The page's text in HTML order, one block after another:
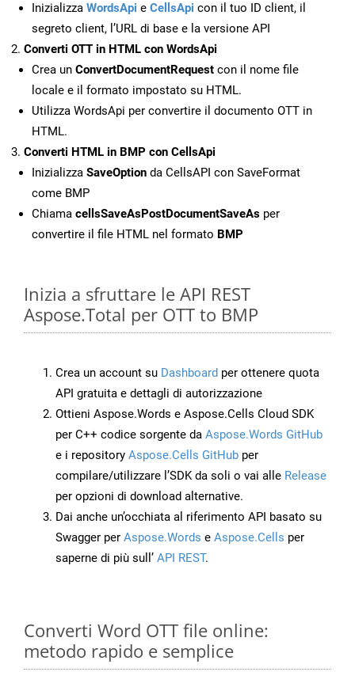
Inizializza WordsApi e CellsApi con il tuo ID client, il
segreto client, l’URL di base e la versione API
Converti OTT in HTML con WordsApi
Crea un ConvertDocumentRequest con il nome file
locale e il formato impostato su HTML.
Utilizza WordsApi per convertire il documento OTT in
HTML.
Converti HTML in BMP con CellsApi
Inizializza SaveOption da CellsAPI con SaveFormat
come BMP
Chiama cellsSaveAsPostDocumentSaveAs per
convertire il file HTML nel formato BMP
Inizia a sfruttare le API REST
Aspose.Total per OTT to BMP
Crea un account su Dashboard per ottenere quota
API gratuita e dettagli di autorizzazione
Ottieni Aspose.Words e Aspose.Cells Cloud SDK
per C++ codice sorgente da Aspose.Words GitHub
e i repository Aspose.Cells GitHub per
compilare/utilizzare l’SDK da soli o vai alle Release
per opzioni di download alternative.
Dai anche un’occhiata al riferimento API basato su
Swagger per Aspose.Words e Aspose.Cells per
saperne di più sull’ API REST.
Converti Word OTT file online:
metodo rapido e semplice